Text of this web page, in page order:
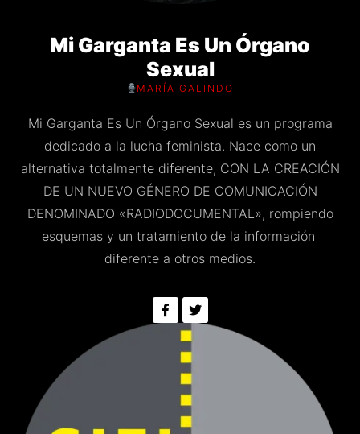
Mi Garganta Es Un Órgano
Sexual
MARÍA GALINDO
Mi Garganta Es Un Órgano Sexual es un programa
dedicado a la lucha feminista. Nace como un
alternativa totalmente diferente, CON LA CREACIÓN
DE UN NUEVO GÉNERO DE COMUNICACIÓN
DENOMINADO «RADIODOCUMENTAL», rompiendo
esquemas y un tratamiento de la información
diferente a otros medios.